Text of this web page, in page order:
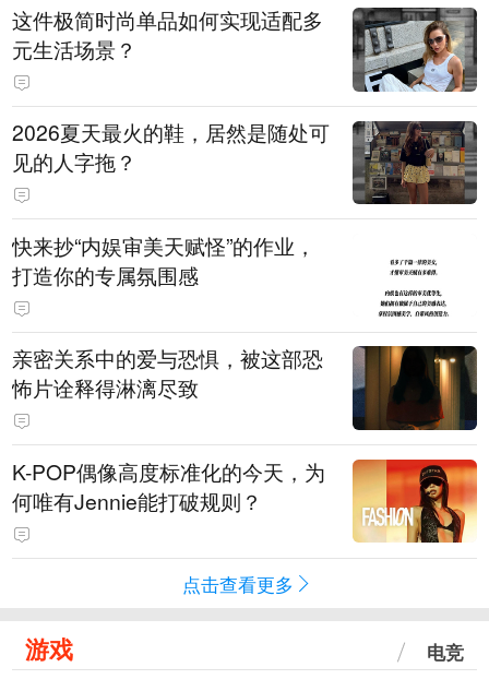
这件极简时尚单品如何实现适配多
元生活场景？
2026夏天最火的鞋，居然是随处可
见的人字拖？
快来抄“内娱审美天赋怪”的作业，
打造你的专属氛围感
亲密关系中的爱与恐惧，被这部恐
怖片诠释得淋漓尽致
K-POP偶像高度标准化的今天，为
何唯有Jennie能打破规则？
点击查看更多
游戏 电竞